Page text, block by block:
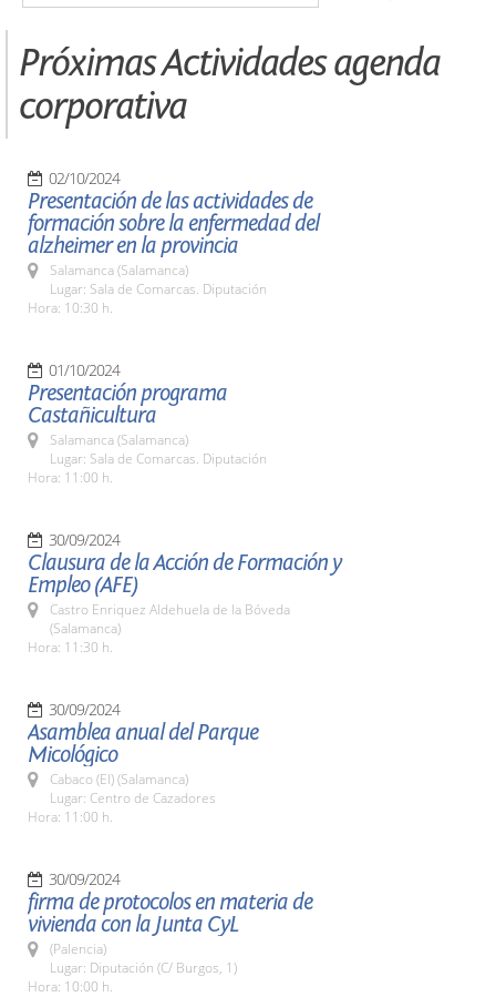
Próximas Actividades agenda
corporativa
02/10/2024
Presentación de las actividades de
formación sobre la enfermedad del
alzheimer en la provincia
Salamanca (Salamanca)
Lugar: Sala de Comarcas. Diputación
Hora: 10:30 h.
01/10/2024
Presentación programa
Castañicultura
Salamanca (Salamanca)
Lugar: Sala de Comarcas. Diputación
Hora: 11:00 h.
30/09/2024
Clausura de la Acción de Formación y
Empleo (AFE)
Castro Enriquez Aldehuela de la Bóveda
(Salamanca)
Hora: 11:30 h.
30/09/2024
Asamblea anual del Parque
Micológico
Cabaco (El) (Salamanca)
Lugar: Centro de Cazadores
Hora: 11:00 h.
30/09/2024
firma de protocolos en materia de
vivienda con la Junta CyL
(Palencia)
Lugar: Diputación (C/ Burgos, 1)
Hora: 10:00 h.